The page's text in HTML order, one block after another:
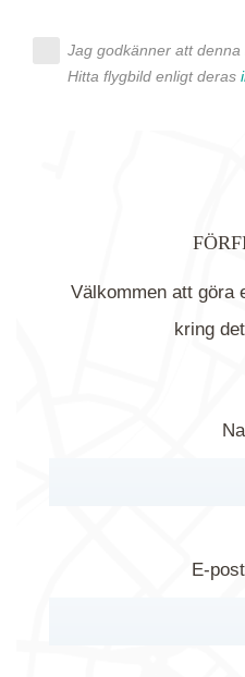
Jag godkänner att
Hitta flygbild enligt deras
Välkommen att göra
kring
E-